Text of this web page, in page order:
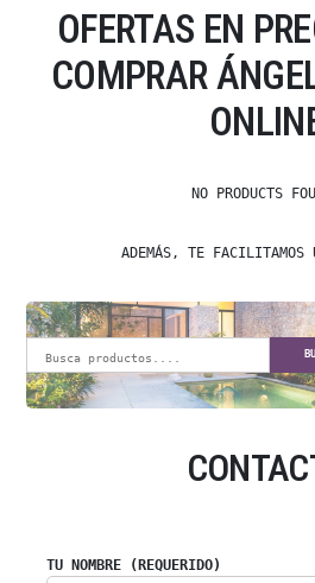
OFERTAS EN
COMPRAR
NO PRODUCTS
ADEMÁS, TE FACILITAMOS
TU NOMBRE (REQUERIDO)